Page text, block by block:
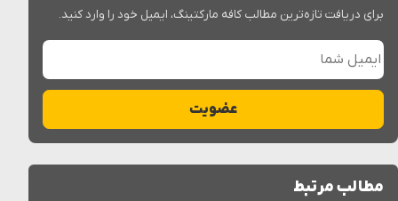
برای دریافت تازه‌ترین مطالب کافه مارکتینگ، ایمیل خود را وارد کنید.
ایمیل شما
عضویت
مطالب مرتبط